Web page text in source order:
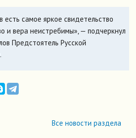
есть самое яркое свидетельство
и вера неистребимы», — подчеркнул
Предстоятель Русской
Все новости раздела